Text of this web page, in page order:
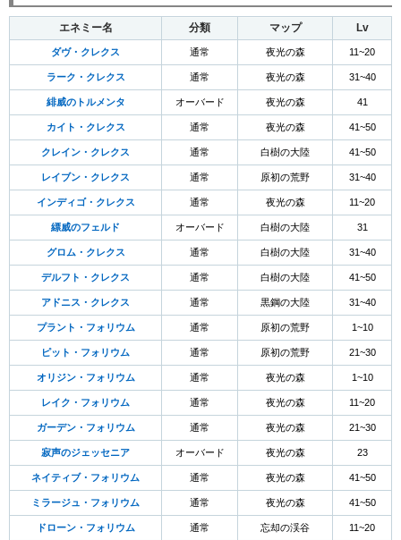
エネミー名 分類 マップ Lv
ダヴ・クレクス 通常 夜光の森 11~20
ラーク・クレクス 通常 夜光の森 31~40
緋威のトルメンタ オーバード 夜光の森 41
カイト・クレクス 通常 夜光の森 41~50
クレイン・クレクス 通常 白樹の大陸 41~50
レイブン・クレクス 通常 原初の荒野 31~40
インディゴ・クレクス 通常 夜光の森 11~20
縹威のフェルド オーバード 白樹の大陸 31
グロム・クレクス 通常 白樹の大陸 31~40
デルフト・クレクス 通常 白樹の大陸 41~50
アドニス・クレクス 通常 黒鋼の大陸 31~40
プラント・フォリウム 通常 原初の荒野 1~10
ピット・フォリウム 通常 原初の荒野 21~30
オリジン・フォリウム 通常 夜光の森 1~10
レイク・フォリウム 通常 夜光の森 11~20
ガーデン・フォリウム 通常 夜光の森 21~30
寂声のジェッセニア オーバード 夜光の森 23
ネイティブ・フォリウム 通常 夜光の森 41~50
ミラージュ・フォリウム 通常 夜光の森 41~50
ドローン・フォリウム 通常 忘却の渓谷 11~20